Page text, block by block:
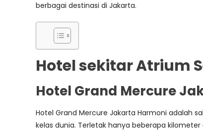
berbagai destinasi di Jakarta.
Hotel sekitar Atrium
Hotel Grand Mercure
Hotel Grand Mercure Jakarta Harmoni adalah
kelas dunia. Terletak hanya beberapa